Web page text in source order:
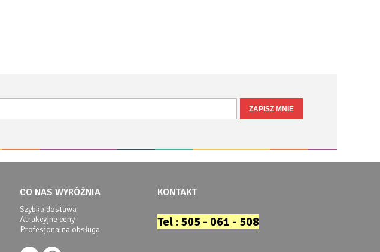
CO NAS WYRÓŻNIA
Szybka dostawa
Atrakcyjne ceny
Profesjonalna obsługa
KONTAKT
Tel : 505 - 061 - 508